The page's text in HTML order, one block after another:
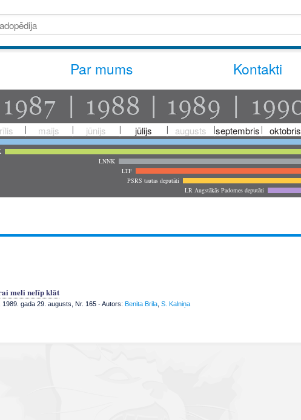
Par mums Kontakti
maijs jūnijs jūlijs augusts septembris oktobris
LNNK
LTF
PSRS tautas deputāti
LR Augstākās Padomes deputāti
meli nelīp klāt
1989. gada 29. augusts, Nr. 165- Autors: Benita Brila, S. Kalniņa